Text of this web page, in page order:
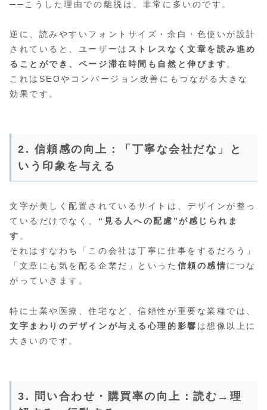
──こうした理由での離脱は、非常に多いのです。
逆に、読みやすいフォントサイズ・余白・色使いが設計
されていると、ユーザーは ストレスなく文章を読み進め
ることができ、ページ滞在時間も自然と伸びます。
これはSEOやコンバージョン改善にもつながる大きな
効果です。
2. 信頼感の向上：「丁寧な会社だな」と
いう印象を与える
文字が美しく配置されているサイトは、デザインが整っ
ているだけでなく、 “見る人への配慮”が感じられま
す 。
それはすなわち「この会社は丁寧に仕事をするだろう」
「文章にも気を配る企業だ」といった 信頼の感情につな
がっていきます。
特に士業や医療、住宅など、信頼性が重要な業種では、
文字まわりのデザインが与える心理的影響 は想像以上に
大きいのです。
3. 問い合わせ・購買率の向上：読む→理